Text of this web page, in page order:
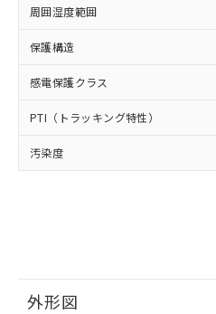
周囲湿度範囲
保護構造
感電保護クラス
PTI（トラッキング特性）
汚染度
外形図
ムロン制御機器
オムロン制御機
販売ネッ
ください。
在庫状況および
事前の承諾なく第
マイパーツ機能
および当社の共同
(DIBP) 1000ppm以下
フタル酸エステル類の４物質
図的な使用がないことを確認
※2 対応予定月
部品在庫の切り替え状
月が前後することがあ
とができます。
ル) : 1000ppm、
DEHP(フタル酸ビス(2-エチ
※2 環境保護使用期限
「ｅ」：有害物質（10
準値以下であることを
「10」：通常の使用
質が外部に漏えいし、
いよう必要な手
ル、化学兵器、
武器並びにこれ
使用いたしません。
当社は、貴社製
場合は、上記1、2
該第三者に通知
販売先および販
法に輸出するおそ
在庫なし(最
いては、お
たはお客様
機器販売店
認ください)
受注生産機